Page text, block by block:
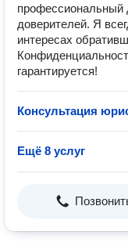
профессиональный
доверителей. Я
интересах
гарантируется!
Консультация
Ещё 8 услуг